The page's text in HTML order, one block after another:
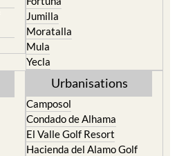
Jumilla
Moratalla
Mula
Yecla
Urbanisations
Camposol
Condado de Alhama
El Valle Golf Resort
Hacienda del Alamo Golf